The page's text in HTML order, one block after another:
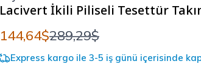
Lacivert İkili Piliseli Tesettür
144,64$289,29$
Express kargo ile 3-5 iş günü içerisinde